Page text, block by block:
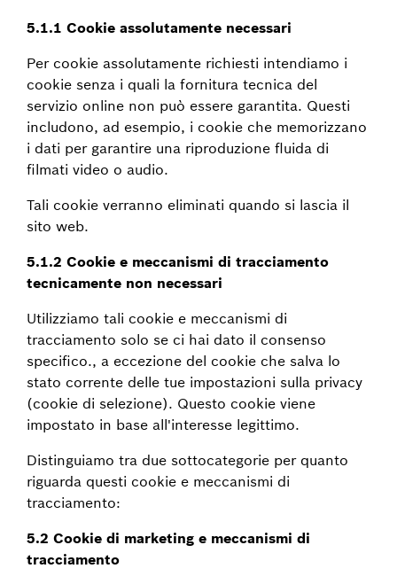
5.1.1 Cookie assolutamente necessari
Per cookie assolutamente richiesti intendiamo i
cookie senza i quali la fornitura tecnica del
servizio online non può essere garantita. Questi
includono, ad esempio, i cookie che memorizzano
i dati per garantire una riproduzione fluida di
filmati video o audio.
Tali cookie verranno eliminati quando si lascia il
sito web.
5.1.2 Cookie e meccanismi di tracciamento
tecnicamente non necessari
Utilizziamo tali cookie e meccanismi di
tracciamento solo se ci hai dato il consenso
specifico., a eccezione del cookie che salva lo
stato corrente delle tue impostazioni sulla privacy
(cookie di selezione). Questo cookie viene
impostato in base all'interesse legittimo.
Distinguiamo tra due sottocategorie per quanto
riguarda questi cookie e meccanismi di
tracciamento:
5.2 Cookie di marketing e meccanismi di
tracciamento